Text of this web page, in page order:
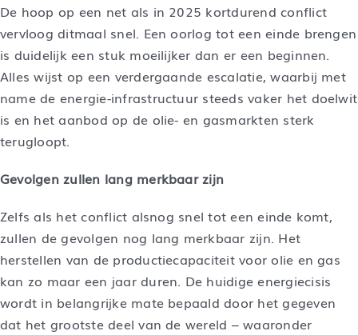
De hoop op een net als in 2025 kortdurend conflict
vervloog ditmaal snel. Een oorlog tot een einde brengen
is duidelijk een stuk moeilijker dan er een beginnen.
Alles wijst op een verdergaande escalatie, waarbij met
name de energie-infrastructuur steeds vaker het doelwit
is en het aanbod op de olie- en gasmarkten sterk
terugloopt.
Gevolgen zullen lang merkbaar zijn
Zelfs als het conflict alsnog snel tot een einde komt,
zullen de gevolgen nog lang merkbaar zijn. Het
herstellen van de productiecapaciteit voor olie en gas
kan zo maar een jaar duren. De huidige energiecisis
wordt in belangrijke mate bepaald door het gegeven
dat het grootste deel van de wereld – waaronder